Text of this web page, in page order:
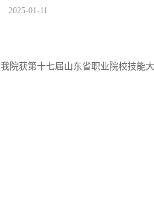
2025-01-11
我院获第十七届山东省职业院校技能